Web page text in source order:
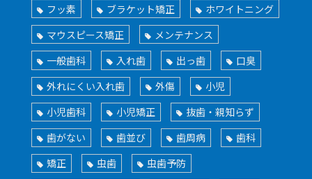
フッ素
ブラケット矯正
ホワイトニング
マウスピース矯正
メンテナンス
一般歯科
入れ歯 出っ歯
口臭
外れにくい入れ歯
外傷
小児
小児歯科
小児矯正
抜歯・親知らず
歯がない
歯並び 歯周病
歯科
矯正
虫歯
虫歯予防